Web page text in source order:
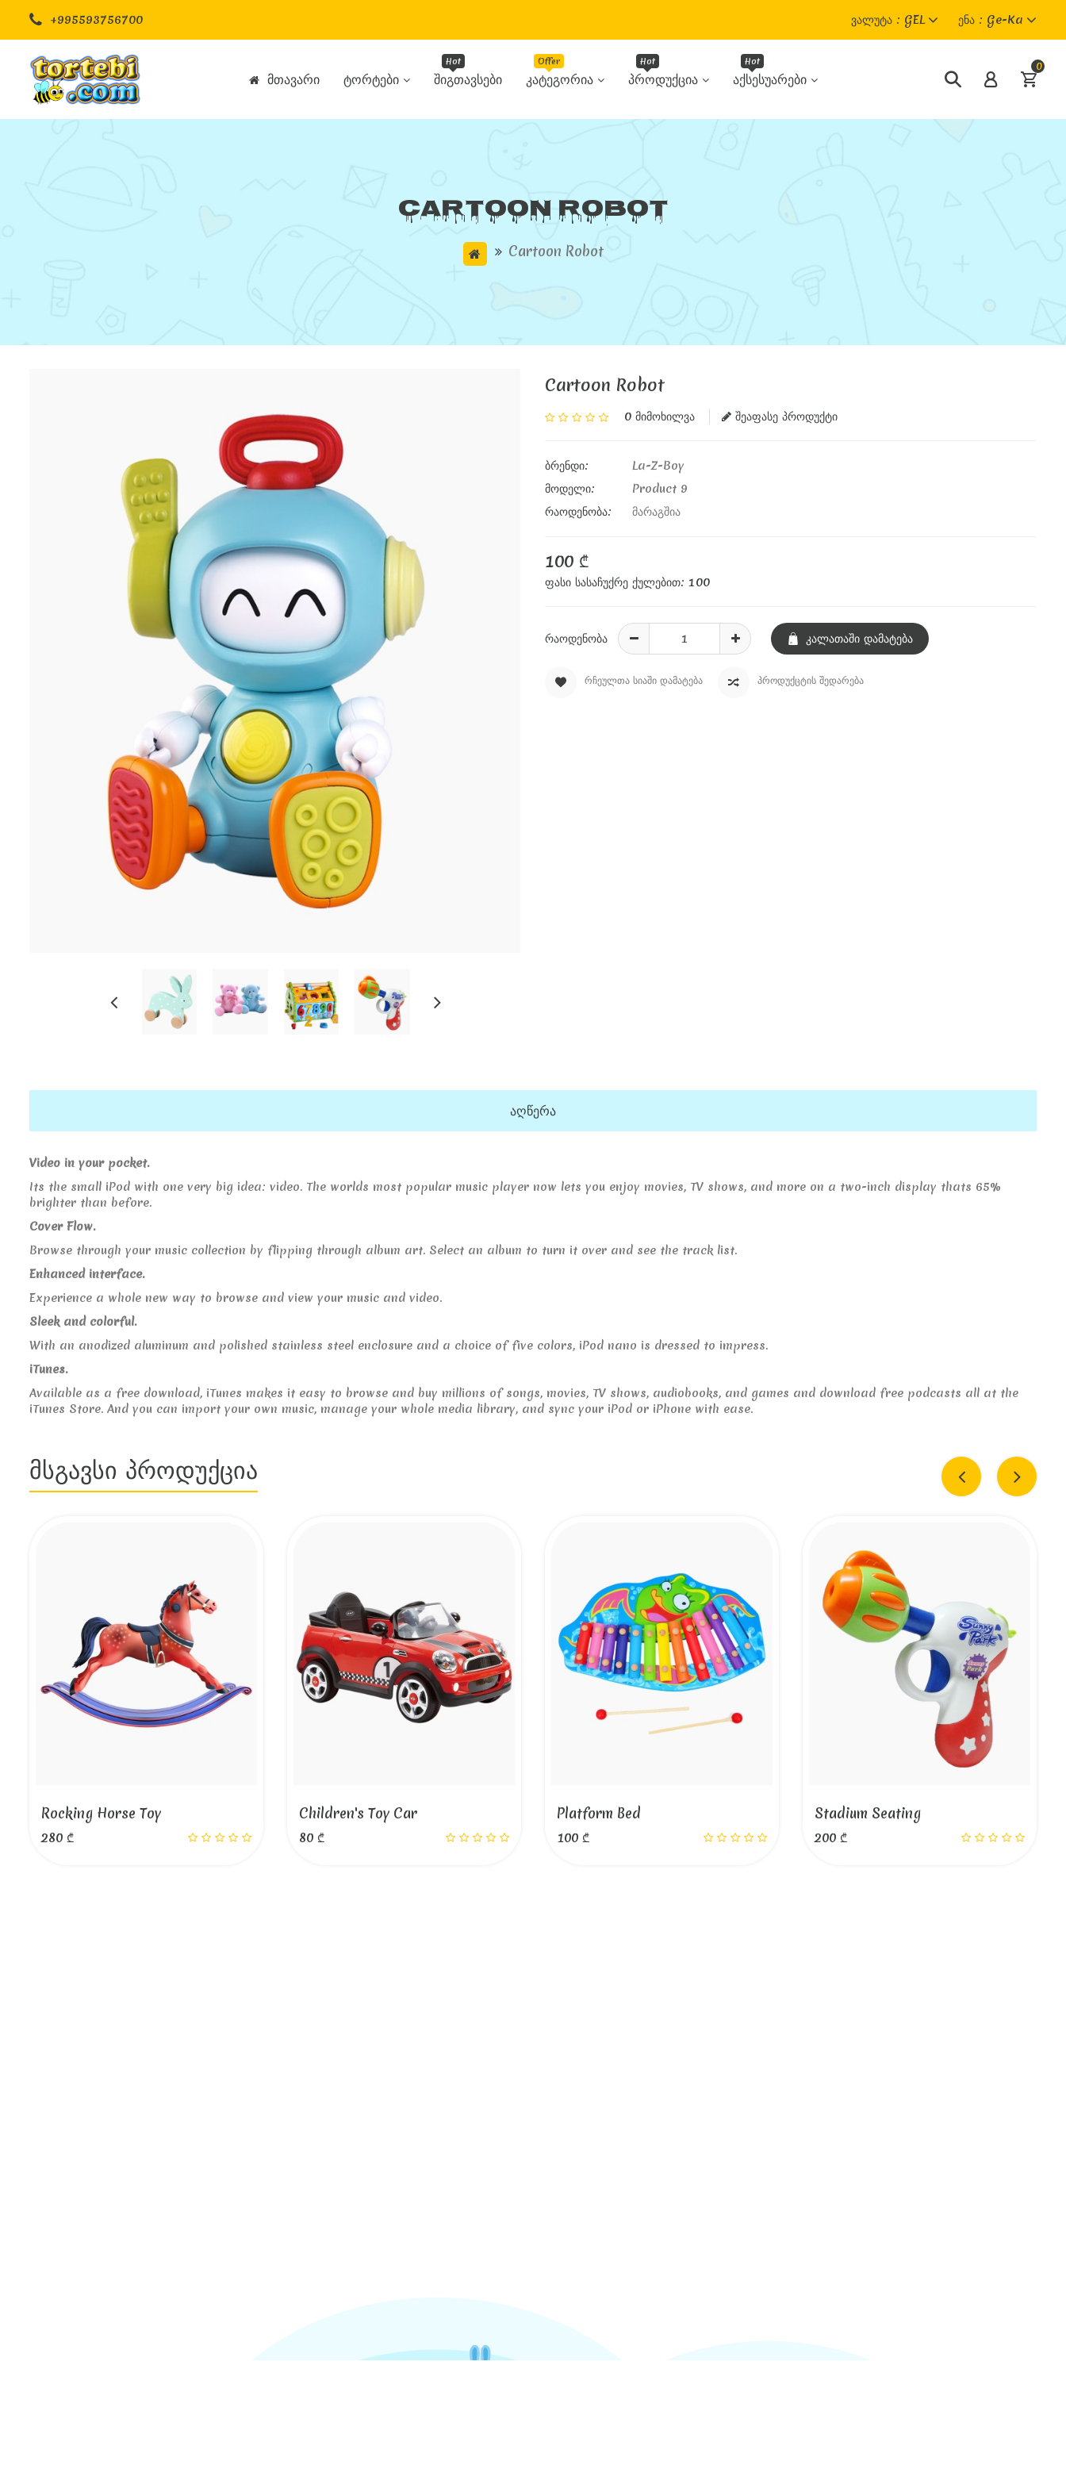
+995593756700 Ვალუტა GEL Ენა Ge-Ka
Მთავარი Ტორტები Შიგთავსები Კატეგორია Პროდუქცია Აქსესუარები
0
Cartoon Robot
Cartoon Robot
Cartoon Robot
0 Მიმოხილვა შეაფასე პროდუქტი
ბრენდი:
La-Z-Boy
მოდელი:
Product 9
რაოდენობა:
მარაგშია
100 ₾
ფასი სასაჩუქრე ქულებით: 100
რაოდენობა Კალათაში Დამატება
ᲠᲩᲔᲣᲚᲗᲐ ᲡᲘᲐᲨᲘ ᲓᲐᲛᲐᲢᲔᲑᲐ ᲞᲠᲝᲓᲣᲥᲪᲢᲘᲡ ᲨᲔᲓᲐᲠᲔᲑᲐ
აღწერა
Video in your pocket.
Its the small iPod with one very big idea: video. The worlds most popular music player now lets you enjoy movies, TV shows, and more on a two-inch display thats 65%
brighter than before.
Cover Flow.
Browse through your music collection by flipping through album art. Select an album to turn it over and see the track list.
Enhanced interface.
Experience a whole new way to browse and view your music and video.
Sleek and colorful.
With an anodized aluminum and polished stainless steel enclosure and a choice of five colors, iPod nano is dressed to impress.
iTunes.
Available as a free download, iTunes makes it easy to browse and buy millions of songs, movies, TV shows, audiobooks, and games and download free podcasts all at the
iTunes Store. And you can import your own music, manage your whole media library, and sync your iPod or iPhone with ease.
Მსგავსი Პროდუქცია
Rocking Horse Toy
280 ₾
Children's Toy Car
80 ₾
Platform Bed
100 ₾
Stadium Seating
200 ₾